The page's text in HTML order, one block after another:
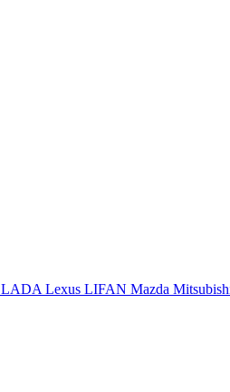
LADA Lexus LIFAN Mazda